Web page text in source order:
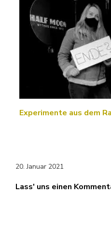
Experimente aus dem
20. Januar 2021
Lass' uns einen